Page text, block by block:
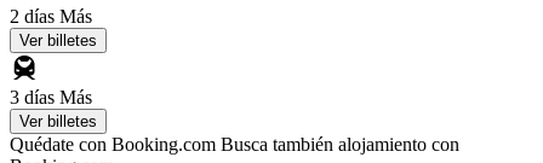
2 días Más
Ver billetes
3 días Más
Ver billetes
Quédate con Booking.com Busca también alojamiento con